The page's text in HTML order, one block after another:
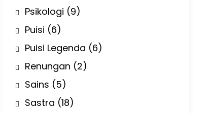
Psikologi (9)
Puisi (6)
Puisi Legenda (6)
Renungan (2)
Sains (5)
Sastra (18)